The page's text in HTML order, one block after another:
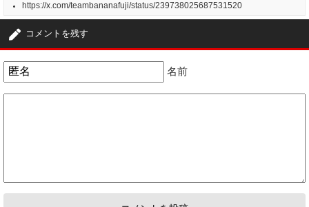
https://x.com/teambananafuji/status/239738025687531520
コメントを残す
名前